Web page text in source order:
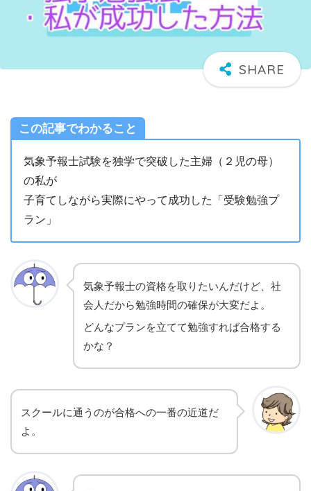
この記事でわかること
気象予報士試験を独学で突破した主婦（２児の母）
の私が
子育てしながら実際にやって成功した「受験勉強プ
ラン」
気象予報士の資格を取りたいんだけど、社
会人だから勉強時間の確保が大変だよ。
どんなプランを立てて勉強すれば合格する
かな？
スクールに通うのが合格への一番の近道だ
よ。